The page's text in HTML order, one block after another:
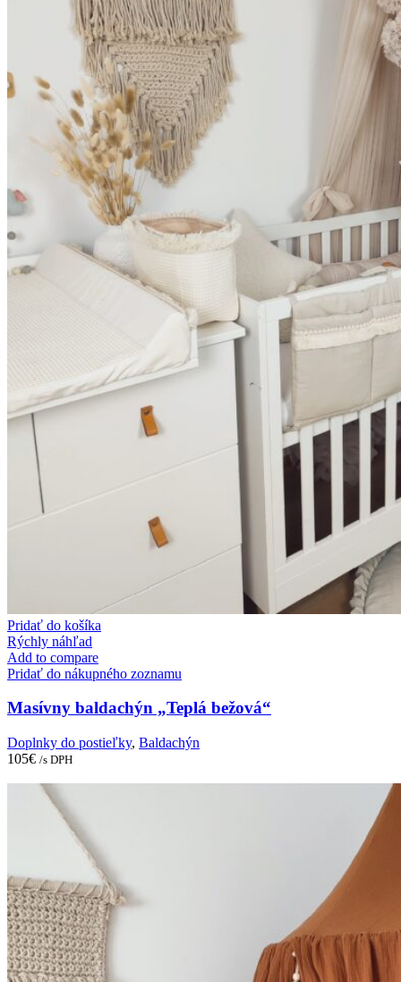
Pridať do košíka
Rýchly náhľad
Add to compare
Pridať do nákupného zoznamu
Masívny baldachýn „Teplá bežová“
Doplnky do postieľky, Baldachýn
105€ /s DPH